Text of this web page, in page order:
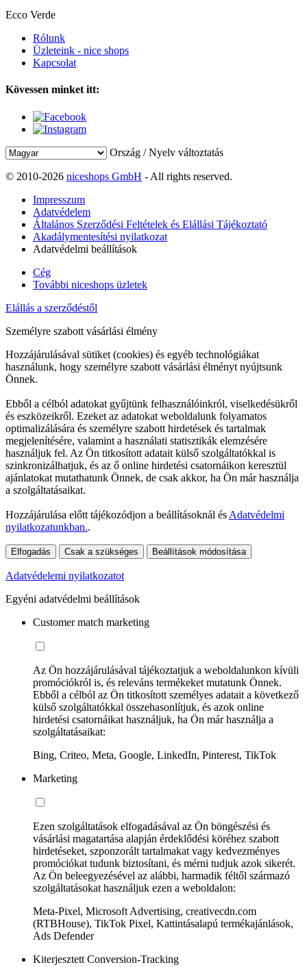
Ecco Verde
Rólunk
Üzleteink - nice shops
Kapcsolat
Kövessen minket itt:
Ország / Nyelv változtatás
© 2010-2026 niceshops GmbH - All rights reserved.
Impresszum
Adatvédelem
Általános Szerződési Feltételek és Elállási Tájékoztató
Akadálymentesítési nyilatkozat
Adatvédelmi beállítások
Cég
További niceshops üzletek
Elállás a szerződéstől
Személyre szabott vásárlási élmény
Hozzájárulásával sütiket (cookies) és egyéb technológiákat
használunk, hogy személyre szabott vásárlási élményt nyújtsunk
Önnek.
Ebből a célból adatokat gyűjtünk felhasználóinkról, viselkedésükről
és eszközeikről. Ezeket az adatokat weboldalunk folyamatos
optimalizálására és személyre szabott hirdetések és tartalmak
megjelenítésére, valamint a használati statisztikák elemzésére
használjuk fel. Az Ön titkosított adatait külső szolgáltatókkal is
szinkronizálhatjuk, és az ő online hirdetési csatornáikon keresztül
ajánlatokat mutathatunk Önnek, de csak akkor, ha Ön már használja
a szolgáltatásaikat.
Hozzájárulása előtt tájékozódjon a beállításoknál és Adatvédelmi
nyilatkozatunkban..
Elfogadás Csak a szükséges Beállítások módosítása
Adatvédelemi nyilatkozatot
Egyéni adatvédelmi beállítások
Customer match marketing
Az Ön hozzájárulásával tájékoztatjuk a weboldalunkon kívüli
promóciókról is, és releváns termékeket mutatunk Önnek.
Ebből a célból az Ön titkosított személyes adatait a következő
külső szolgáltatókkal összehasonlítjuk, és azok online
hirdetési csatornáikat használjuk, ha Ön már használja a
szolgáltatásaikat:
Bing, Criteo, Meta, Google, LinkedIn, Pinterest, TikTok
Marketing
Ezen szolgáltatások elfogadásával az Ön böngészési és
vásárlási magatartása alapján érdeklődési köréhez szabott
hirdetéseket, szponzorált tartalmakat vagy kedvezményes
promóciókat tudunk biztosítani, és mérni tudjuk azok sikerét.
Az Ön beleegyezésével az alábbi, harmadik féltől származó
szolgáltatásokat használjuk ezen a weboldalon:
Meta-Pixel, Microsoft Advertising, creativecdn.com
(RTBHouse), TikTok Pixel, Kattintásalapú termékajánlások,
Ads Defender
Kiterjesztett Conversion-Tracking